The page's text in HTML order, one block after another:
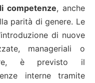
competenze, anche
parità di genere. Le
di nuove
manageriali o
è previsto il
interne tramite